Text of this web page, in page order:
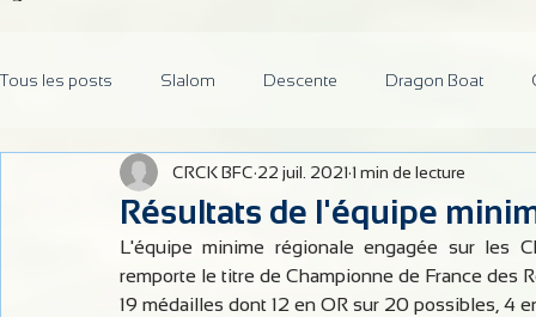
Tous les posts Slalom Descente Dragon Boat
Pôle Espoir Réunions CoDir
Résultats de l'équipe
CRCK BFC 22 juil. 2021 1 min de lecture
L'équipe minime régionale engagée sur les
remporte le titre de Championne de France des
19 médailles dont 12 en OR sur 20 possibles, 4